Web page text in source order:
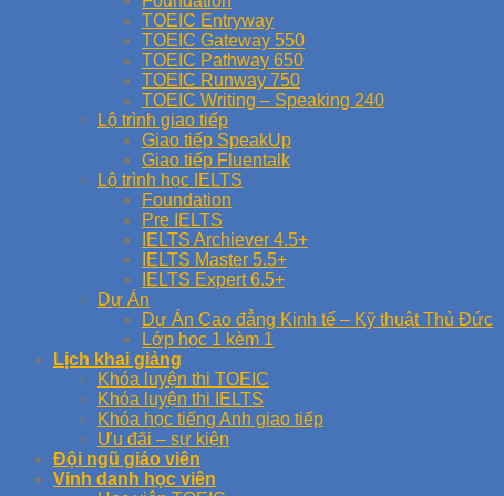
TOEIC Entryway
TOEIC Gateway 550
TOEIC Pathway 650
TOEIC Runway 750
TOEIC Writing – Speaking 240
Lộ trình giao tiếp
Giao tiếp SpeakUp
Giao tiếp Fluentalk
Lộ trình học IELTS
Foundation
Pre IELTS
IELTS Archiever 4.5+
IELTS Master 5.5+
IELTS Expert 6.5+
Dự Án
Dự Án Cao đẳng Kinh tế – Kỹ thuật Thủ Đức
Lớp học 1 kèm 1
Lịch khai giảng
Khóa luyện thi TOEIC
Khóa luyện thi IELTS
Khóa học tiếng Anh giao tiếp
Ưu đãi – sự kiện
Đội ngũ giáo viên
Vinh danh học viên